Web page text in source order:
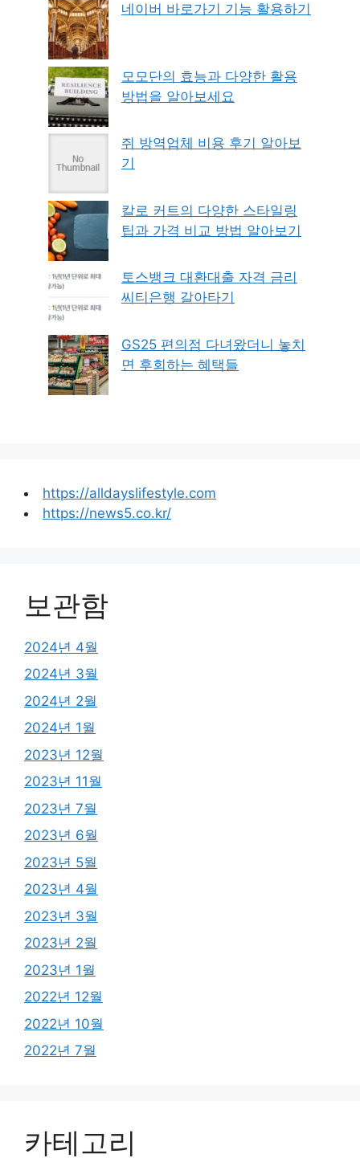
네이버 바로가기 기능 활용하기
모모단의 효능과 다양한 활용
방법을 알아보세요
쥐 방역업체 비용 후기 알아보
기
칼로 커트의 다양한 스타일링
팁과 가격 비교 방법 알아보기
토스뱅크 대환대출 자격 금리
씨티은행 갈아타기
GS25 편의점 다녀왔더니 놓치
면 후회하는 혜택들
https://alldayslifestyle.com
https://news5.co.kr/
보관함
2024년 4월
2024년 3월
2024년 2월
2024년 1월
2023년 12월
2023년 11월
2023년 7월
2023년 6월
2023년 5월
2023년 4월
2023년 3월
2023년 2월
2023년 1월
2022년 12월
2022년 10월
2022년 7월
카테고리